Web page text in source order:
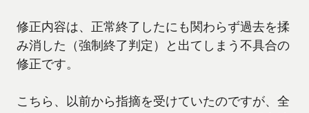
修正内容は、正常終了したにも関わらず過去を揉
み消した（強制終了判定）と出てしまう不具合の
修正です。
こちら、以前から指摘を受けていたのですが、全